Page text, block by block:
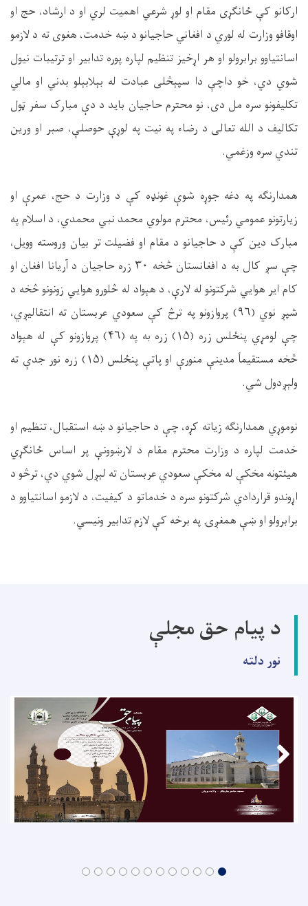
ارکانو کې ځانګړی مقام او لوړ شرعي اهمیت لري او د ارشاد، حج او
اوقافو وزارت له لوري د افغاني حاجیانو د ښه خدمت، هغوی ته د لازمو
اسانتیاوو برابرولو او هر اړخیز تنظیم لپاره پوره تدابیر او ترتیبات نیول
شوي دي، خو داچې دا سپېڅلی عبادت له بېلابېلو بدني او مالي
تکلیفونو سره مل دی، نو محترم حاجیان باید د دې مبارک سفر ټول
تکالیف د الله تعالی د رضاء په نیت په لوړې حوصلې، صبر او ورین
تندي سره وزغمي.
همدارنګه په دغه جوړه شوې غونډه کې د وزارت د حج، عمرې او
زیارتونو عمومي رئیس، محترم مولوي محمد نبي محمدي، د اسلام په
مبارک دین کې د حاجیانو د مقام او فضیلت تر بیان وروسته وویل،
چې سږ کال به د افغانستان څخه ۳۰ زره حاجیان د آریانا افغان او
کام ایر هوايي شرکتونو له لارې، د هېواد له څلورو هوايي زونونو څخه د
شپږ نوي (۹۶) پروازونو په ترڅ کې سعودي عربستان ته انتقالیږي،
چې لومړي پنځلس زره (۱۵) زره به په (۴۶) پروازونو کې له هېواد
څخه مستقیماً مدینې منورې او پاتې پنځلس (۱۵) زره نور جدې ته
ولېږدول شي.
نوموړي همدارنګه زیاته کړه، چې د حاجیانو د ښه استقبال، تنظیم او
خدمت لپاره د وزارت محترم مقام د لارښوونې پر اساس ځانګړي
هیئتونه مخکې له مخکې سعودي عربستان ته لېږل شوي دي، ترڅو د
اړوندو قراردادي شرکتونو سره د خدماتو د کیفیت، د لازمو اسانتیاوو د
برابرولو او ښې همغږۍ په برخه کې لازم تدابیر ونیسي.
د پیام حق مجلې
نور دلته